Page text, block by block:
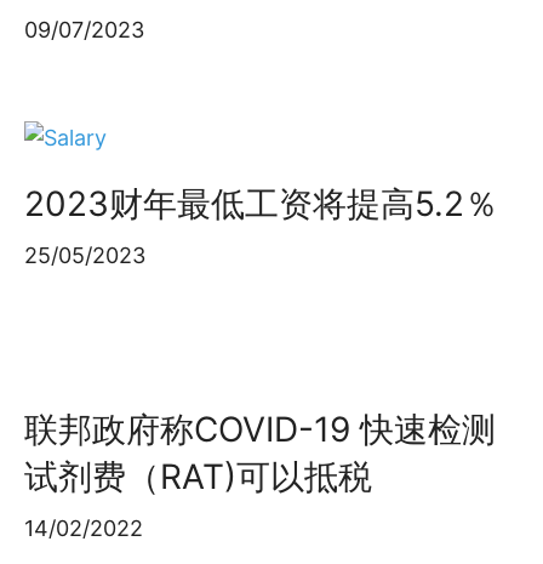
09/07/2023
2023财年最低工资将提高5.2％
25/05/2023
联邦政府称COVID-19 快速检测
试剂费（RAT)可以抵税
14/02/2022